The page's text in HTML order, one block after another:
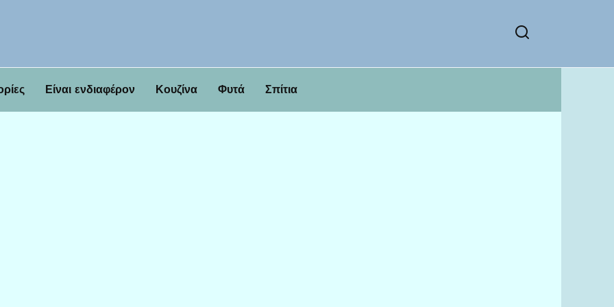
Είναι ενδιαφέρον Κουζίνα Φυτά Σπίτια